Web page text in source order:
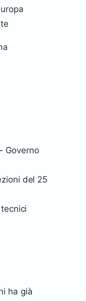
Governo
del 25
ha già